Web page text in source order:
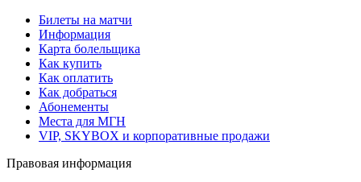
Билеты на матчи
Информация
Карта болельщика
Как купить
Как оплатить
Как добраться
Абонементы
Места для МГН
VIP, SKYBOX и корпоративные продажи
Правовая информация